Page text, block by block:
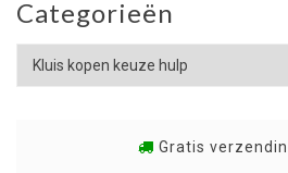
Categorieën
Gratis